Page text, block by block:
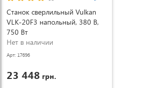
Станок сверлильный Vulkan
VLK-20F3 напольный, 380 В,
750 Вт
Нет в наличии
Арт: 17696
23 448 грн.